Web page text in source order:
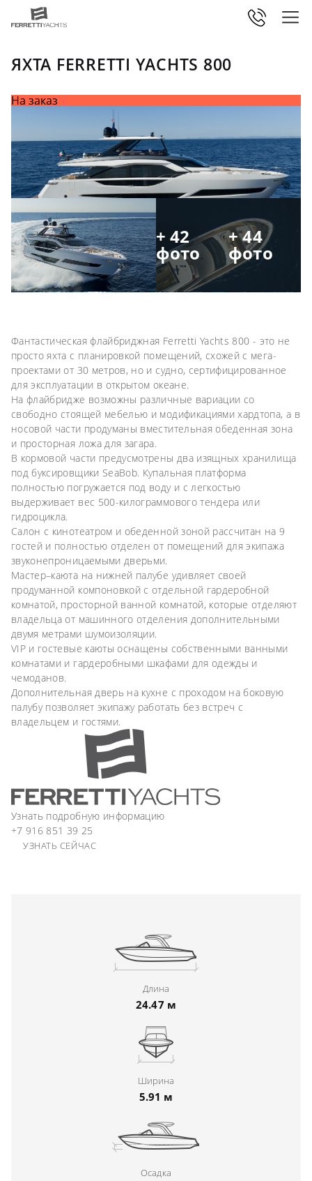
ЯХТА FERRETTI YACHTS 800
На заказ
+ 42
фото
+ 44
фото
Фантастическая флайбриджная Ferretti Yachts 800 - это не
просто яхта с планировкой помещений, схожей с мега-
проектами от 30 метров, но и судно, сертифицированное
для эксплуатации в открытом океане.
На флайбридже возможны различные вариации со
свободно стоящей мебелью и модификациями хардтопа, а в
носовой части продуманы вместительная обеденная зона
и просторная ложа для загара.
В кормовой части предусмотрены два изящных хранилища
под буксировщики SeaBob. Купальная платформа
полностью погружается под воду и с легкостью
выдерживает вес 500-килограммового тендера или
гидроцикла.
Салон с кинотеатром и обеденной зоной рассчитан на 9
гостей и полностью отделен от помещений для экипажа
звуконепроницаемыми дверьми.
Мастер–каюта на нижней палубе удивляет своей
продуманной компоновкой с отдельной гардеробной
комнатой, просторной ванной комнатой, которые отделяют
владельца от машинного отделения дополнительными
двумя метрами шумоизоляции.
VIP и гостевые каюты оснащены собственными ванными
комнатами и гардеробными шкафами для одежды и
чемоданов.
Дополнительная дверь на кухне с проходом на боковую
палубу позволяет экипажу работать без встреч с
владельцем и гостями.
Узнать подробную информацию
+7 916 851 39 25
УЗНАТЬ СЕЙЧАС
Длина
24.47 м
Ширина
5.91 м
Осадка